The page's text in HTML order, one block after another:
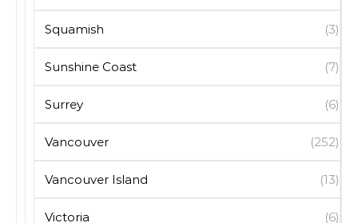
Squamish (3)
Sunshine Coast (7)
Surrey (6)
Vancouver (252)
Vancouver Island (13)
Victoria (6)